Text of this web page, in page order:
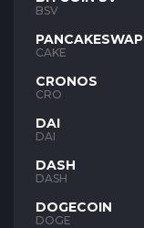
BSV
PANCAKESWAP
CAKE
CRONOS
CRO
DAI
DAI
DASH
DASH
DOGECOIN
DOGE